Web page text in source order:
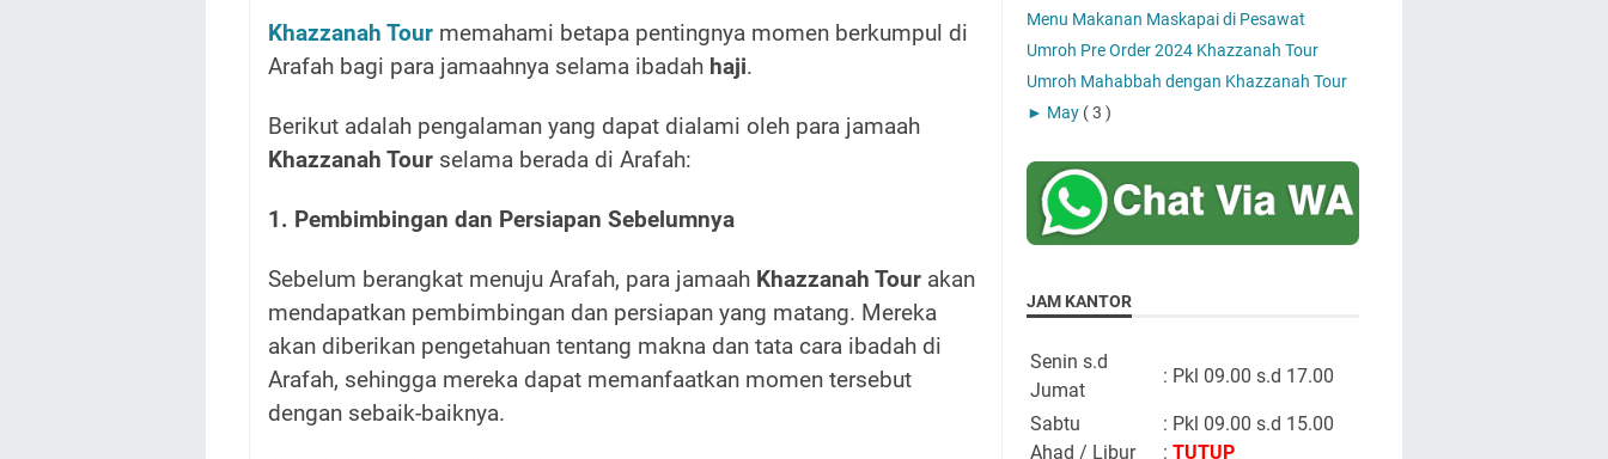
Khazzanah Tour memahami betapa pentingnya momen berkumpul di
Arafah bagi para jamaahnya selama ibadah haji.
Berikut adalah pengalaman yang dapat dialami oleh para jamaah
Khazzanah Tour selama berada di Arafah:
1. Pembimbingan dan Persiapan Sebelumnya
Sebelum berangkat menuju Arafah, para jamaah Khazzanah Tour akan
mendapatkan pembimbingan dan persiapan yang matang. Mereka
akan diberikan pengetahuan tentang makna dan tata cara ibadah di
Arafah, sehingga mereka dapat memanfaatkan momen tersebut
dengan sebaik-baiknya.
Menu Makanan Maskapai di Pesawat
Umroh Pre Order 2024 Khazzanah Tour
Umroh Mahabbah dengan Khazzanah Tour
► May ( 3 )
JAM KANTOR
Senin s.d
Jumat
: Pkl 09.00 s.d 17.00
Sabtu
Ahad / Libur
: Pkl 09.00 s.d 15.00
: TUTUP